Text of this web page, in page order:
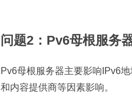
问题2：Pv6母根服务
Pv6母根服务器主要影响IPv6
和内容提供商等因素影响。